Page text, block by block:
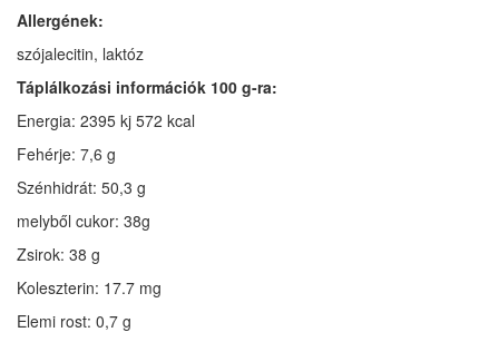
Allergének:
szójalecitin, laktóz
Táplálkozási információk 100 g-ra:
Energia: 2395 kj 572 kcal
Fehérje: 7,6 g
Szénhidrát: 50,3 g
melyből cukor: 38g
Zsirok: 38 g
Koleszterin: 17.7 mg
Elemi rost: 0,7 g